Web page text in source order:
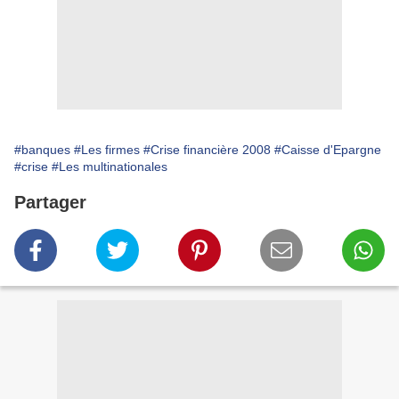
#banques #Les firmes #Crise financière 2008 #Caisse d'Epargne
#crise #Les multinationales
Partager